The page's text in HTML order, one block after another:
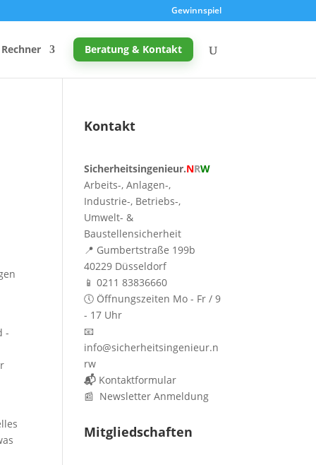
Gewinnspiel
Rechner
Schreibtischhöhe berechnen
Mutterschutz: Frist berechnen
Taupunkt & Schimmelgefahr
Beratung & Kontakt
-
Kontakt
Sicherheitsingenieur.NRW
Arbeits-, Anlagen-,
Industrie-, Betriebs-,
Umwelt- &
Baustellensicherheit
📍 Gumbertstraße 199b
40229 Düsseldorf
📱 0211 83836660
🕔 Öffnungszeiten Mo - Fr / 9
- 17 Uhr
📧
info@sicherheitsingenieur.n
rw
📬 Kontaktformular
📰 Newsletter Anmeldung
Mitgliedschaften